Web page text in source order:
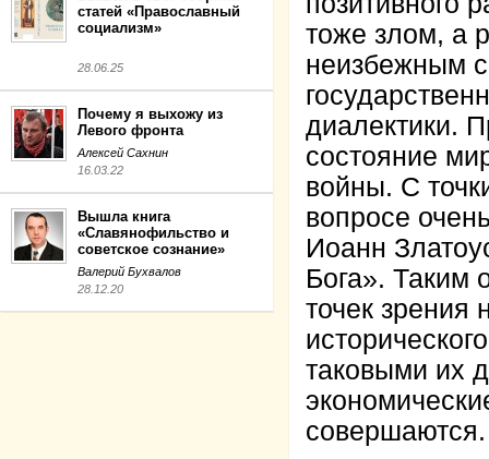
статей «Православный
социализм»
28.06.25
Почему я выхожу из
Левого фронта
Алексей Сахнин
16.03.22
Вышла книга
«Славянофильство и
советское сознание»
Валерий Бухвалов
28.12.20
тоже злом, а
неизбежным
диалектики.
состояние
войны. С
вопросе
Иоанн
Бога». Таким
точек
таковыми их
совершаются.